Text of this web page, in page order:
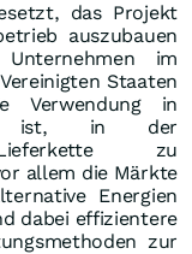
das Projekt
auszubauen
im
Staaten
Verwendung in
ist, in der
Lieferkette zu
allem die Märkte
Energien
dabei effizientere
zur